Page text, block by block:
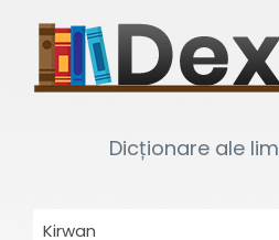
Dicționare ale